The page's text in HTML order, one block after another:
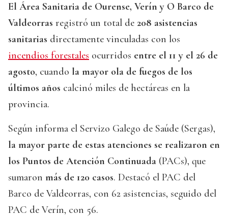
El Área Sanitaria de Ourense, Verín y O Barco de
Valdeorras registró un total de 208 asistencias
sanitarias directamente vinculadas con los
incendios forestales ocurridos entre el 11 y el 26 de
agosto, cuando la mayor ola de fuegos de los
últimos años calcinó miles de hectáreas en la
provincia.
Según informa el Servizo Galego de Saúde (Sergas),
la mayor parte de estas atenciones se realizaron en
los Puntos de Atención Continuada (PACs), que
sumaron más de 120 casos. Destacó el PAC del
Barco de Valdeorras, con 62 asistencias, seguido del
PAC de Verín, con 56.